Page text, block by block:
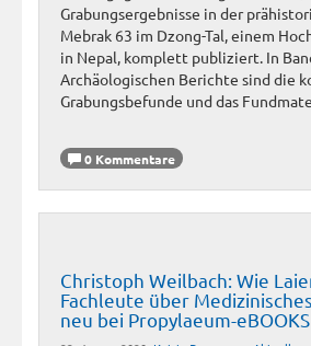
Grabungsergebnisse in der
Mebrak 63 im Dzong-Tal, einem
in Nepal, komplett publiziert. In
Archäologischen Berichte sind die
Grabungsbefunde und das
0 Kommentare
Christoph Weilbach: Wie
Fachleute über
neu bei Propylaeum-eBOOKS